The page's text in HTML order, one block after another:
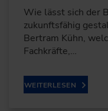
Wie lässt sich der
zukunftsfähig
Bertram Kühn,
Fachkräfte,…
WEITERLESEN